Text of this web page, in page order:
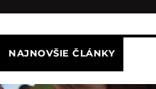
NAJNOVŠIE ČLÁNKY